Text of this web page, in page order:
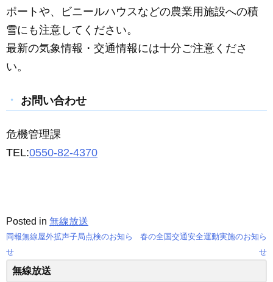
ポートや、ビニールハウスなどの農業用施設への積
雪にも注意してください。
最新の気象情報・交通情報には十分ご注意くださ
い。
お問い合わせ
危機管理課
TEL:0550-82-4370
Posted in 無線放送
投
稿
同報無線屋外拡声子局点検のお知ら
せ
春の全国交通安全運動実施のお知ら
せ
無線放送